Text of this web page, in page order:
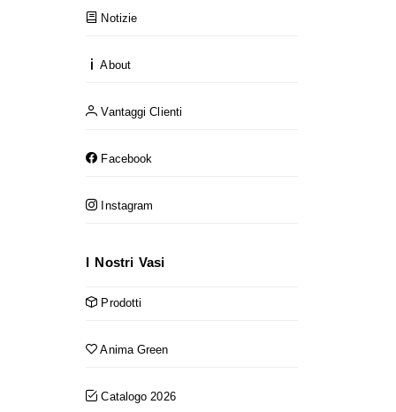
Notizie
About
Vantaggi Clienti
Facebook
Instagram
I Nostri Vasi
Prodotti
Anima Green
Catalogo 2026